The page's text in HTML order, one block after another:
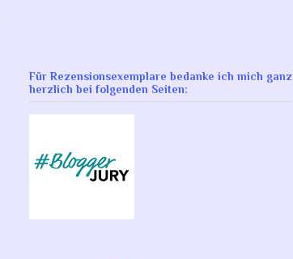
Für Rezensionsexemplare bedanke ich mich ganz
herzlich bei folgenden Seiten: